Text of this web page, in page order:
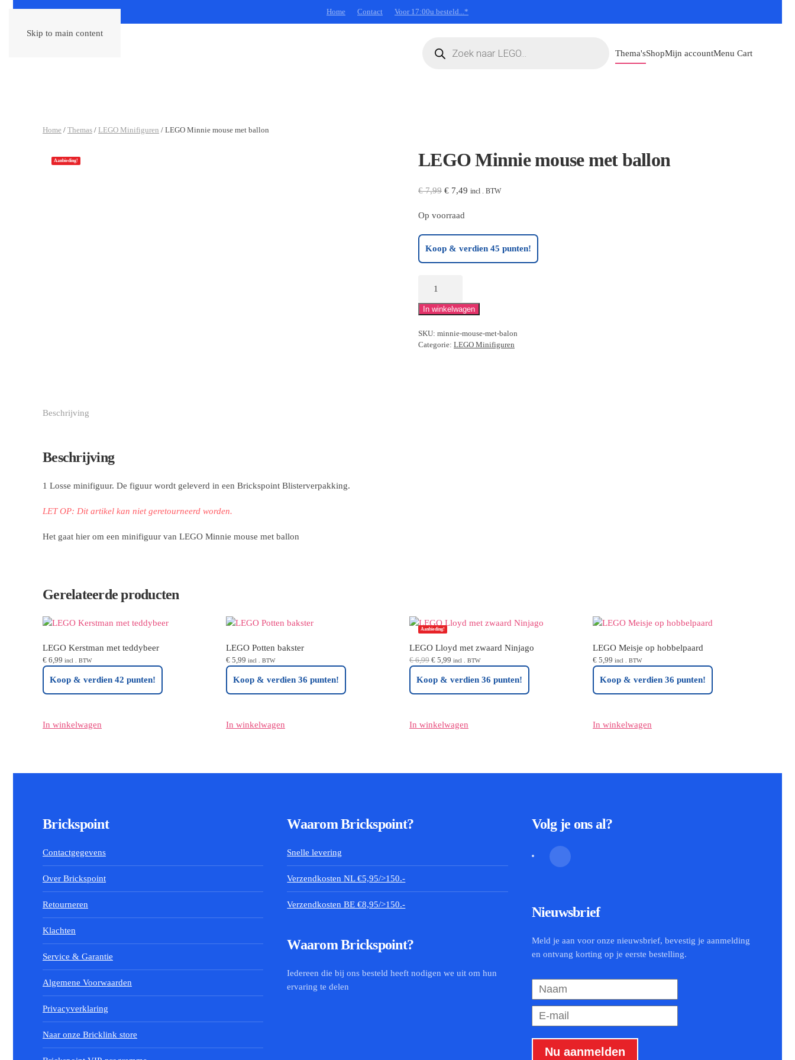
Skip to main content
Home Contact Voor 17:00u besteld...*
zoeken
Thema'sShopMijn accountMenu Cart
Home / Themas / LEGO Minifiguren / LEGO Minnie mouse met ballon
Aanbieding! LEGO Minnie mouse met ballon
€7,99 Oorspronkelijke
was:
€ 7,49 Huidige
incl . BTW
Op voorraad
Koop & verdien 45 punten!
Minnie
mouse
ballon
aantal
In winkelwagen
SKU: minnie-mouse-met-balon
Categorie: LEGO Minifiguren
Beschrijving
Beschrijving
1 Losse minifiguur. De figuur wordt geleverd in een Brickspoint Blisterverpakking.
LET OP: Dit artikel kan niet geretourneerd worden.
Het gaat hier om een minifiguur van LEGO Minnie mouse met ballon
Gerelateerde producten
LEGO Kerstman met teddybeer
€ 6,99 incl . BTW
Koop & verdien 42 punten!
In winkelwagen
LEGO Potten bakster
€ 5,99 incl . BTW
Koop & verdien 36 punten!
In winkelwagen
Aanbieding!
LEGO Lloyd met zwaard Ninjago
€6,99 Oorspronkelijke
was:
€ 6,99.
€ 5,99 Huidige
is:
€ 5,99.
incl . BTW
Koop & verdien 36 punten!
In winkelwagen
LEGO Meisje op hobbelpaard
€ 5,99 incl . BTW
Koop & verdien 36 punten!
In winkelwagen
Brickspoint
Contactgegevens
Over Brickspoint
Retourneren
Klachten
Service & Garantie
Algemene Voorwaarden
Privacyverklaring
Naar onze Bricklink store
Waarom Brickspoint?
Snelle levering
Verzendkosten NL €5,95/>150.-
Verzendkosten BE €8,95/>150.-
Waarom Brickspoint?
Iedereen die bij ons besteld heeft nodigen we uit om hun
ervaring te delen
Volg je ons al?
Nieuwsbrief
Meld je aan voor onze nieuwsbrief, bevestig je aanmelding
en ontvang korting op je eerste bestelling.
Nu aanmelden